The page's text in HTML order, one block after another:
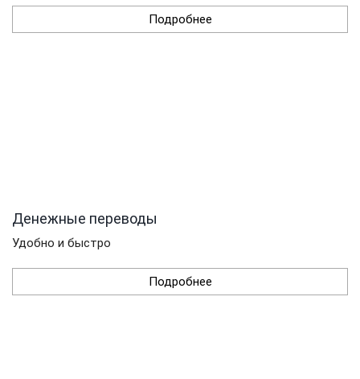
Подробнее
Денежные переводы
Удобно и быстро
Подробнее